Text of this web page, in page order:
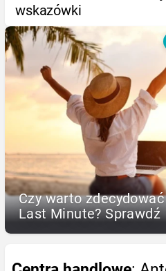
wskazówki
Czy warto
Last Minute? Sprawdź